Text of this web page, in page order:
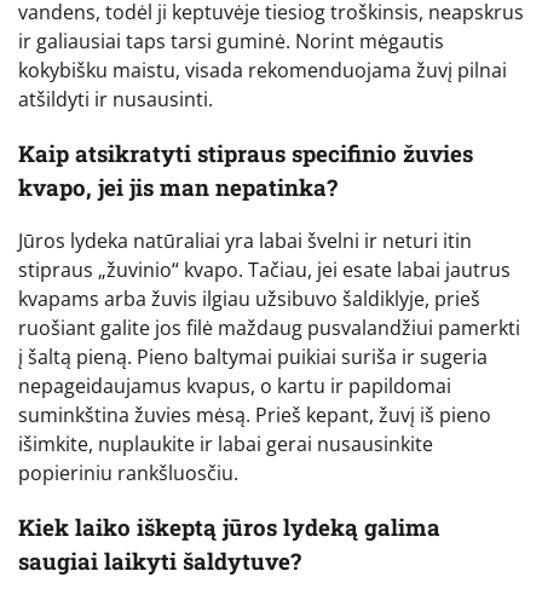
vandens, todėl ji keptuvėje tiesiog troškinsis, neapskrus
ir galiausiai taps tarsi guminė. Norint mėgautis
kokybišku maistu, visada rekomenduojama žuvį pilnai
atšildyti ir nusausinti.
Kaip atsikratyti stipraus specifinio žuvies
kvapo, jei jis man nepatinka?
Jūros lydeka natūraliai yra labai švelni ir neturi itin
stipraus „žuvinio“ kvapo. Tačiau, jei esate labai jautrus
kvapams arba žuvis ilgiau užsibuvo šaldiklyje, prieš
ruošiant galite jos filė maždaug pusvalandžiui pamerkti
į šaltą pieną. Pieno baltymai puikiai suriša ir sugeria
nepageidaujamus kvapus, o kartu ir papildomai
suminkština žuvies mėsą. Prieš kepant, žuvį iš pieno
išimkite, nuplaukite ir labai gerai nusausinkite
popieriniu rankšluosčiu.
Kiek laiko iškeptą jūros lydeką galima
saugiai laikyti šaldytuve?